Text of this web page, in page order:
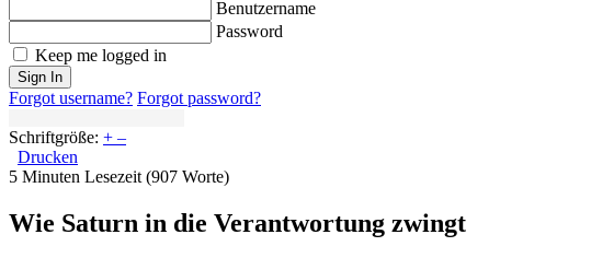
Benutzername
Password
Keep me logged in
Sign In
Forgot username? Forgot password?
Schriftgröße: + –
Drucken
5 Minuten Lesezeit (907 Worte)
Wie Saturn in die Verantwortung zwingt